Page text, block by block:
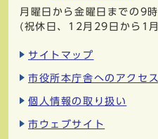
月曜日から金曜日までの9
(祝休日、12月29日から1
サイトマップ
市役所本庁舎へのアクセス
個人情報の取り扱い
市ウェブサイト